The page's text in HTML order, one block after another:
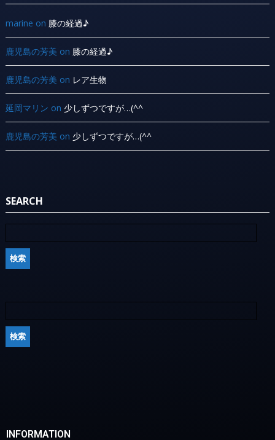
marine on 膝の経過♪
鹿児島の芳美 on 膝の経過♪
鹿児島の芳美 on レア生物
延岡マリン on 少しずつですが…(^^ ゞ
鹿児島の芳美 on 少しずつですが…(^^ ゞ
SEARCH
INFORMATION